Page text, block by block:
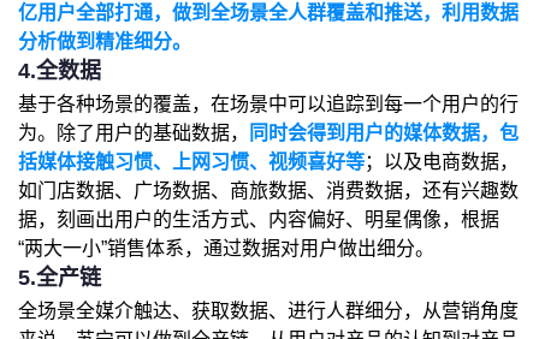
亿用户全部打通，做到全场景全人群覆盖和推送，利用数据
分析做到精准细分。
4.全数据
基于各种场景的覆盖，在场景中可以追踪到每一个用户的行
为。除了用户的基础数据，
同时会得到用户的媒体数据，包
括媒体接触习惯、上网习惯、视频喜好等；以及电商数据，
如门店数据、广场数据、商旅数据、消费数据，还有兴趣数
据，刻画出用户的生活方式、内容偏好、明星偶像，根据
“两大一小”销售体系，通过数据对用户做出细分。
5.全产链
全场景全媒介触达、获取数据、进行人群细分，从营销角度